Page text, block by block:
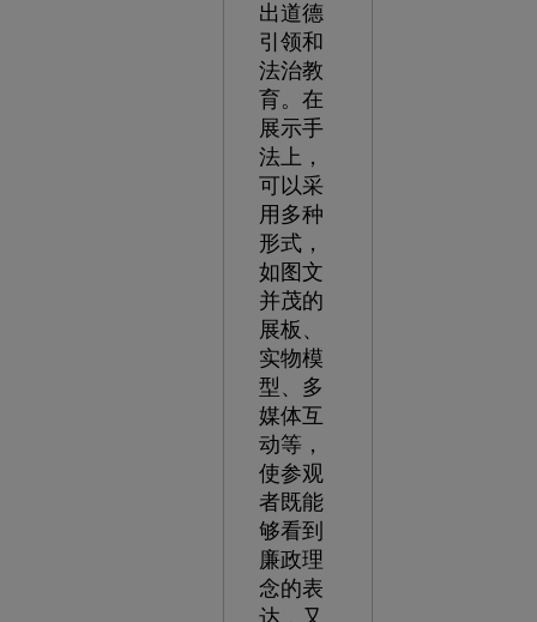
出道德
引领和
法治教
育。在
展示手
法上，
可以采
用多种
形式，
如图文
并茂的
展板、
实物模
型、多
媒体互
动等，
使参观
者既能
够看到
廉政理
念的表